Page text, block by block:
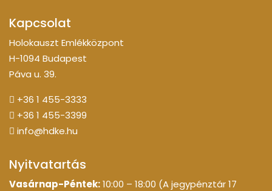
Kapcsolat
Holokauszt Emlékközpont
H-1094 Budapest
Páva u. 39.
+36 1 455-3333
+36 1 455-3399
info@hdke.hu
Nyitvatartás
Vasárnap-Péntek:10:00 – 18:00 (A jegypénztár 17